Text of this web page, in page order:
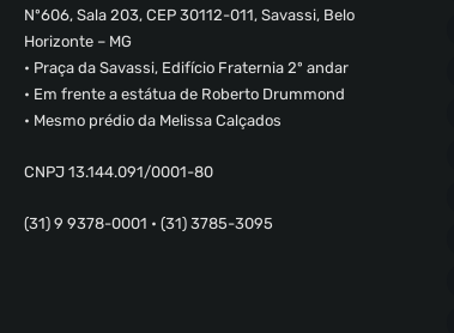
Nº606, Sala 203, CEP 30112-011, Savassi, Belo
Horizonte – MG
• Praça da Savassi, Edifício Fraternia 2º andar
• Em frente a estátua de Roberto Drummond
• Mesmo prédio da Melissa Calçados
CNPJ 13.144.091/0001-80
(31) 9 9378-0001 • (31) 3785-3095